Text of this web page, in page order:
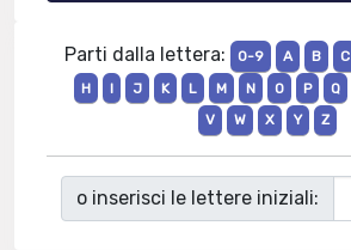
Parti dalla lettera: 0-9 A B C
H
I J K L M N O P Q
V
W X Y Z
o inserisci le lettere iniziali: